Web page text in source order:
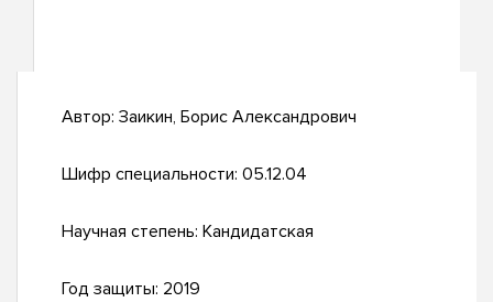
Автор: Заикин, Борис Александрович
Шифр специальности: 05.12.04
Научная степень: Кандидатская
Год защиты: 2019